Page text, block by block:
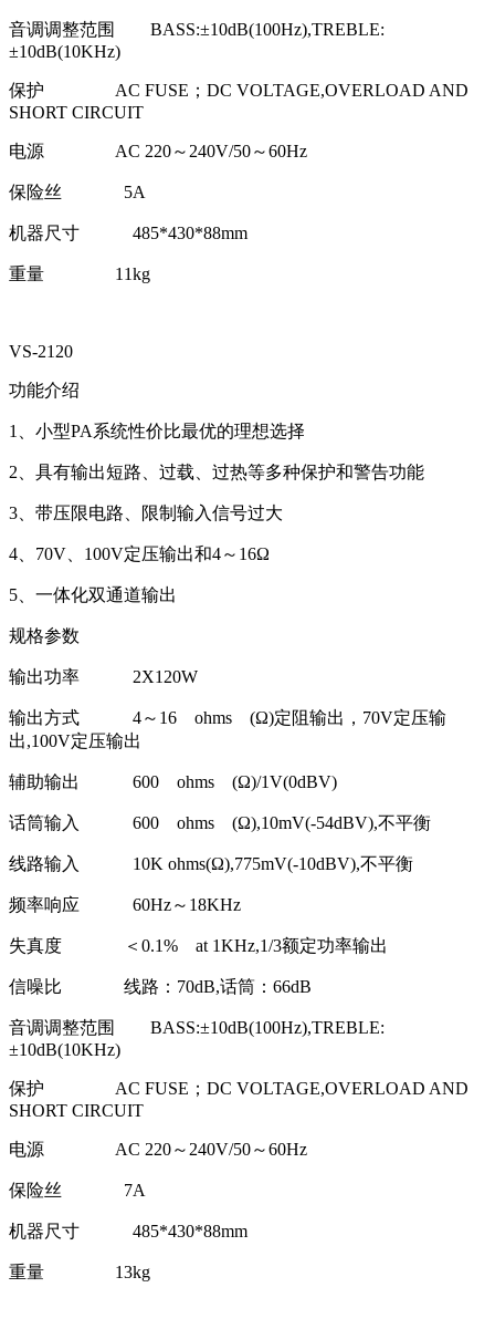
音调调整范围 BASS:±10dB(100Hz),TREBLE:
±10dB(10KHz)
保护 AC FUSE；DC VOLTAGE,OVERLOAD AND
SHORT CIRCUIT
电源 AC 220～240V/50～60Hz
保险丝 5A
机器尺寸 485*430*88mm
重量 11kg
VS-2120
功能介绍
1、小型PA系统性价比最优的理想选择
2、具有输出短路、过载、过热等多种保护和警告功能
3、带压限电路、限制输入信号过大
4、70V、100V定压输出和4～16Ω
5、一体化双通道输出
规格参数
输出功率 2X120W
输出方式 4～16 ohms (Ω)定阻输出，70V定压输
出,100V定压输出
辅助输出 600 ohms (Ω)/1V(0dBV)
话筒输入 600 ohms (Ω),10mV(-54dBV),不平衡
线路输入 10K ohms(Ω),775mV(-10dBV),不平衡
频率响应 60Hz～18KHz
失真度 ＜0.1% at 1KHz,1/3额定功率输出
信噪比 线路：70dB,话筒：66dB
音调调整范围 BASS:±10dB(100Hz),TREBLE:
±10dB(10KHz)
保护 AC FUSE；DC VOLTAGE,OVERLOAD AND
SHORT CIRCUIT
电源 AC 220～240V/50～60Hz
保险丝 7A
机器尺寸 485*430*88mm
重量 13kg